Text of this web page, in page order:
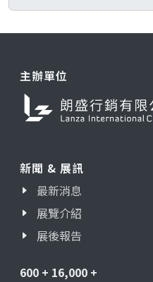
主辦單位
新聞 & 展訊
最新消息
展覽介紹
展後報告
600 + 16,000 +